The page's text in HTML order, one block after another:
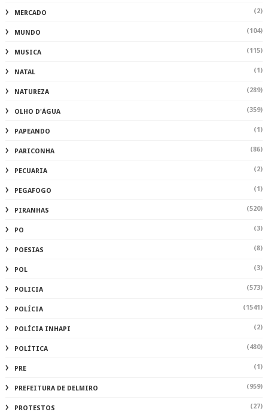
MERCADO (2)
MUNDO (104)
MUSICA (115)
NATAL (1)
NATUREZA (289)
OLHO D'ÁGUA (359)
PAPEANDO (1)
PARICONHA (86)
PECUARIA (2)
PEGAFOGO (1)
PIRANHAS (520)
PO (3)
POESIAS (8)
POL (3)
POLICIA (573)
POLÍCIA (1541)
POLÍCIA INHAPI (2)
POLÍTICA (480)
PRE (1)
PREFEITURA DE DELMIRO (959)
PROTESTOS (27)